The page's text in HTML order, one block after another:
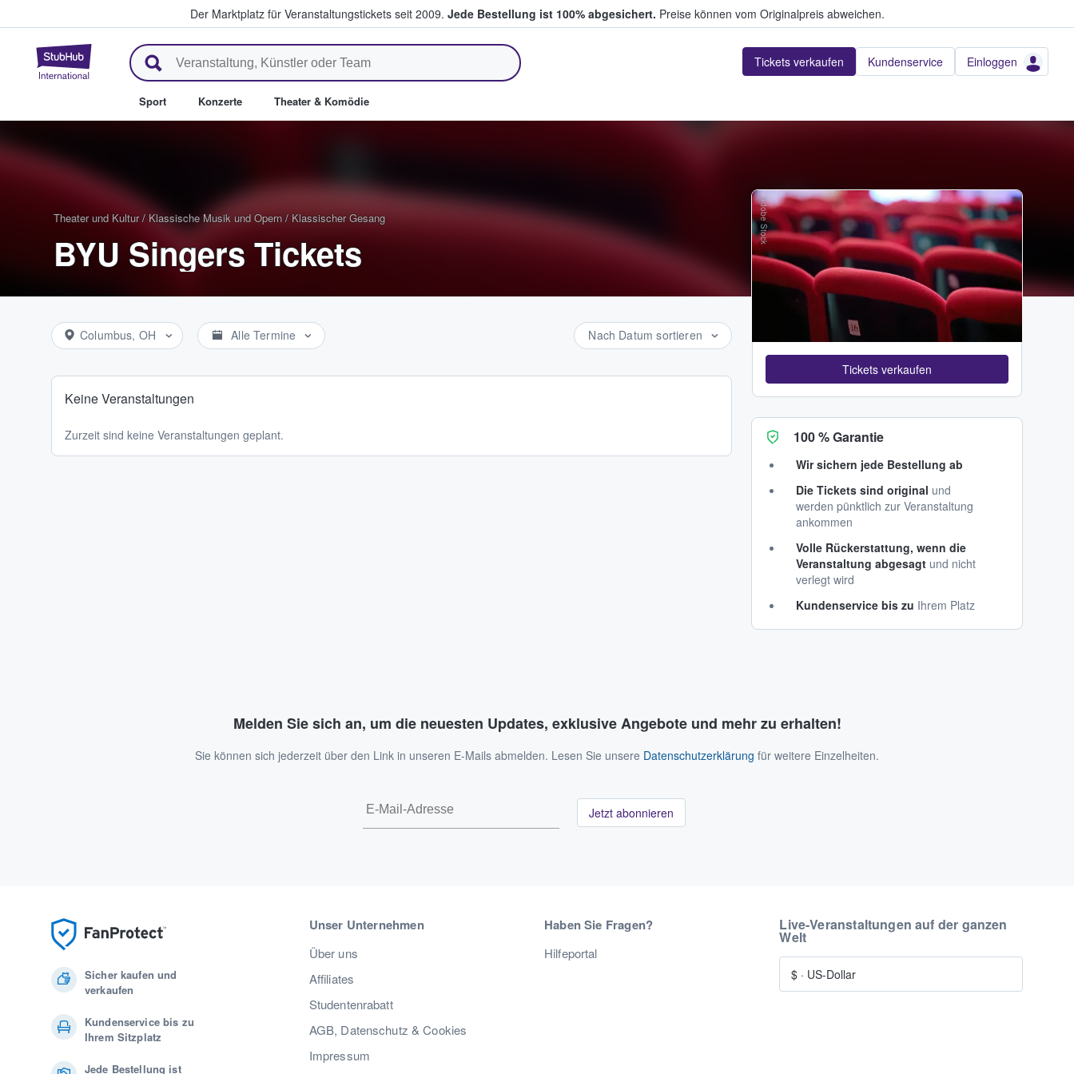
Der Marktplatz für Veranstaltungstickets seit 2009. Jede Bestellung ist 100% abgesichert. Preise können vom Originalpreis abweichen.
StubHub - Wo Fans Tickets kaufen & verkaufen Tickets verkaufen Kundenservice Einloggen
Sport Konzerte Theater & Komödie
Theater und Kultur / Klassische Musik und Opern / Klassischer Gesang
BYU Singers Tickets
Columbus, OH Alle Termine Nach Datum sortieren
Keine Veranstaltungen
Zurzeit sind keine Veranstaltungen geplant.
Adobe Stock
Tickets verkaufen
100 % Garantie
Wir sichern jede Bestellung ab
Die Tickets sind original und
werden pünktlich zur Veranstaltung
ankommen
Volle Rückerstattung, wenn die
Veranstaltung abgesagt und nicht
verlegt wird
Kundenservice bis zu Ihrem Platz
Melden Sie sich an, um die neuesten Updates, exklusive Angebote und mehr zu erhalten!
Sie können sich jederzeit über den Link in unseren E-Mails abmelden. Lesen Sie unsere Datenschutzerklärung für weitere Einzelheiten.
Jetzt abonnieren
Sicher kaufen und
verkaufen
Kundenservice bis zu
Ihrem Sitzplatz
Jede Bestellung ist
Unser Unternehmen
Über uns
Affiliates
Studentenrabatt
AGB, Datenschutz & Cookies
Impressum
Haben Sie Fragen?
Hilfeportal
Live-Veranstaltungen auf der ganzen
Welt
$ · US-Dollar